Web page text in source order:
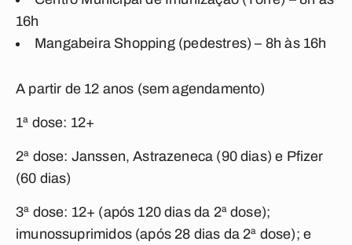
16h
Mangabeira Shopping (pedestres) – 8h às 16h
A partir de 12 anos (sem agendamento)
1ª dose: 12+
2ª dose: Janssen, Astrazeneca (90 dias) e Pfizer
(60 dias)
3ª dose: 12+ (após 120 dias da 2ª dose);
imunossuprimidos (após 28 dias da 2ª dose); e